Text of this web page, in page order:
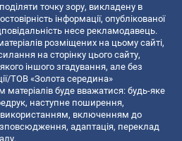
точку зору, викладену в
інформації, опублікованої
несе рекламодавець.
розміщених на цьому сайті,
на сторінку цього сайту,
іншого згадування, але без
ТОВ «Золота середина»
буде вважатися: будь-яке
наступне поширення,
використанням, включенням до
адаптація, переклад